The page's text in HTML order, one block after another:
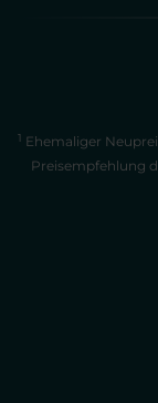
1 Ehemaliger
Preisempfehlung